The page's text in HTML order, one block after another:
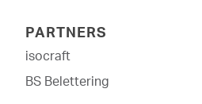
PARTNERS
isocraft
BS Belettering